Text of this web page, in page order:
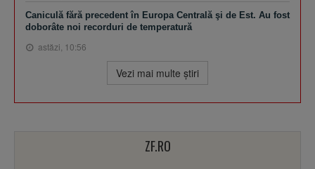
Caniculă fără precedent în Europa Centrală şi de Est. Au fost
doborâte noi recorduri de temperatură
astăzi, 10:56
Vezi mai multe ştiri
ZF.RO